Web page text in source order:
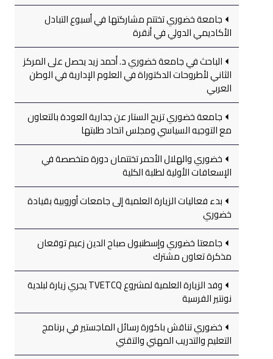
جامعة خضوري تختتم مشاركتها في أسبوع التبادل
الأكاديمي الدولي في أنقرة
الباحث في جامعة خضوري د. أحمد زيد يحصل على المركز
الثاني لأطروحات الدكتوراة في العلوم الإدارية في الوطن
العربي
جامعة خضوري تزيح الستار عن جدارية العودة بالتعاون
مع التوجيه السياسي ومجلس اتحاد طلبتها
خضوري والهلال الأحمر تختتمان دورة متخصصة في
الإسعافات الأولية لطلبة الكلية
بدء فعاليات الزيارة العلمية إلى جامعات أوروبية بقيادة
خضوري
جامعتا خضوري وإسطنبول صباح الدين زعيم توقعان
مذكرة تعاون مشترك
وفد الزيارة العلمية لمشروع TVETCQ يجري زيارة لبلدية
نونتير الفرسية
خضوري تناقش باكورة رسائل الماجستير في برنامج
التعليم والتدريب المهني والتقني